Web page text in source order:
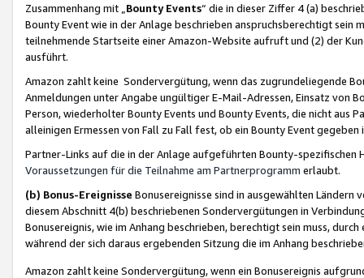
Zusammenhang mit „ Bounty Events“ die in dieser Ziffer 4 (a)
Bounty Event wie in der Anlage beschrieben anspruchsberechtigt sein
teilnehmende Startseite einer Amazon-Website aufruft und (2) der
ausführt.
Amazon zahlt keine Sondervergütung, wenn das zugrundeliegende
Anmeldungen unter Angabe ungültiger E-Mail-Adressen, Einsatz von
Person, wiederholter Bounty Events und Bounty Events, die nicht
alleinigen Ermessen von Fall zu Fall fest, ob ein Bounty Event
Partner-Links auf die in der Anlage aufgeführten Bounty-spezifischen
Voraussetzungen für die Teilnahme am Partnerprogramm erlaubt.
(b) Bonus-Ereignisse Bonusereignisse sind in ausgewählten Ländern
diesem Abschnitt 4(b) beschriebenen Sondervergütungen in
Bonusereignis, wie im Anhang beschrieben, berechtigt sein muss,
während der sich daraus ergebenden Sitzung die im Anhang
Amazon zahlt keine Sondervergütung, wenn ein Bonusereignis